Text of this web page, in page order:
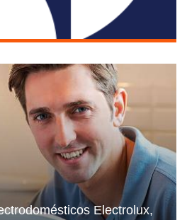
Electrolux,